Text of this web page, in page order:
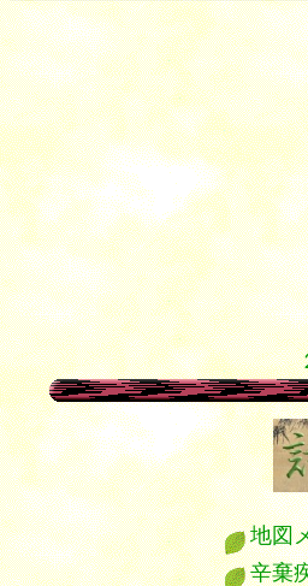
漢詩 唐詩 漢詩 宋詞 漢詩 唐詩 漢
地図
辛棄